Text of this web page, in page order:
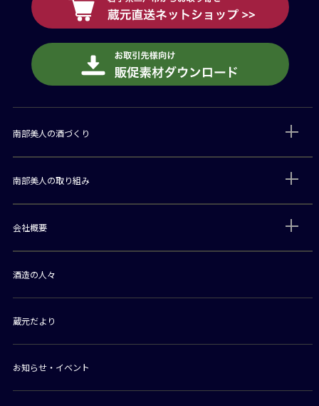
南部美人の酒づくり
南部美人の取り組み
会社概要
酒造の人々
蔵元だより
お知らせ・イベント